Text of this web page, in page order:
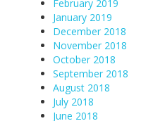
February 2019
January 2019
December 2018
November 2018
October 2018
September 2018
August 2018
July 2018
June 2018